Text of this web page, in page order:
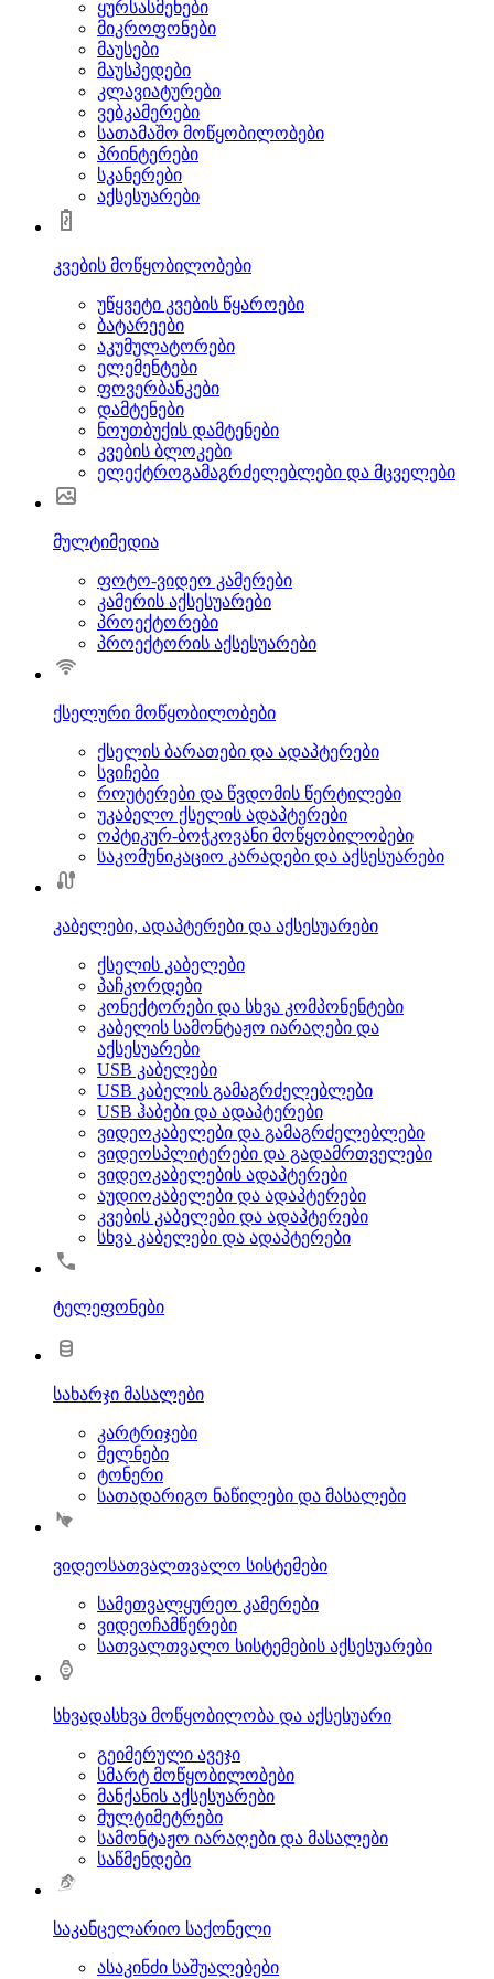
ყურსასმენები
მიკროფონები
მაუსები
მაუსპედები
კლავიატურები
ვებკამერები
სათამაშო მოწყობილობები
პრინტერები
სკანერები
აქსესუარები
კვების მოწყობილობები
უწყვეტი კვების წყაროები
ბატარეები
აკუმულატორები
ელემენტები
ფოვერბანკები
დამტენები
ნოუთბუქის დამტენები
კვების ბლოკები
ელექტროგამაგრძელებლები და მცველები
მულტიმედია
ფოტო-ვიდეო კამერები
კამერის აქსესუარები
პროექტორები
პროექტორის აქსესუარები
ქსელური მოწყობილობები
ქსელის ბარათები და ადაპტერები
სვიჩები
როუტერები და წვდომის წერტილები
უკაბელო ქსელის ადაპტერები
ოპტიკურ-ბოჭკოვანი მოწყობილობები
საკომუნიკაციო კარადები და აქსესუარები
კაბელები, ადაპტერები და აქსესუარები
ქსელის კაბელები
პაჩკორდები
კონექტორები და სხვა კომპონენტები
კაბელის სამონტაჟო იარაღები და
აქსესუარები
USB კაბელები
USB კაბელის გამაგრძელებლები
USB ჰაბები და ადაპტერები
ვიდეოკაბელები და გამაგრძელებლები
ვიდეოსპლიტერები და გადამრთველები
ვიდეოკაბელების ადაპტერები
აუდიოკაბელები და ადაპტერები
კვების კაბელები და ადაპტერები
სხვა კაბელები და ადაპტერები
ტელეფონები
სახარჯი მასალები
კარტრიჯები
მელნები
ტონერი
სათადარიგო ნაწილები და მასალები
ვიდეოსათვალთვალო სისტემები
სამეთვალყურეო კამერები
ვიდეოჩამწერები
სათვალთვალო სისტემების აქსესუარები
სხვადასხვა მოწყობილობა და აქსესუარი
გეიმერული ავეჯი
სმარტ მოწყობილობები
მანქანის აქსესუარები
მულტიმეტრები
სამონტაჟო იარაღები და მასალები
საწმენდები
საკანცელარიო საქონელი
ასაკინძი საშუალებები